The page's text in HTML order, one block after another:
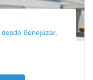
Benejúzar,